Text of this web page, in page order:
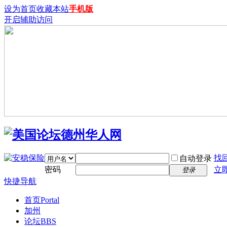
设为首页收藏本站手机版
开启辅助访问
自动登录 找
密码
登录
立
快捷导航
首页Portal
加州
论坛BBS